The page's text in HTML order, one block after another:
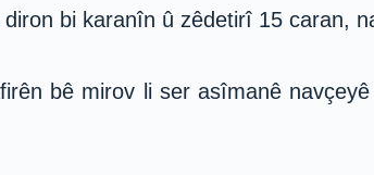
bi karanîn û zêdetirî 15 caran,
bê mirov li ser asîmanê